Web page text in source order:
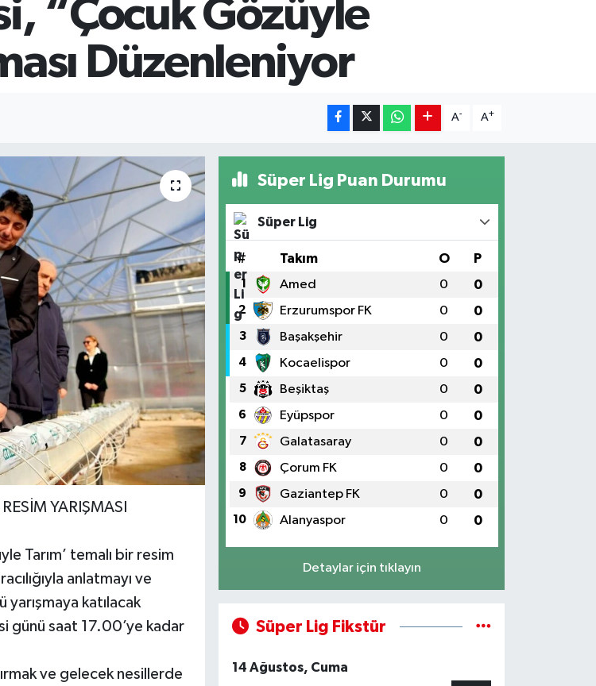
“Çocuk Gözüyle
Düzenleniyor
A- A+
YARIŞMASI
Tarım’ temalı bir resim
anlatmayı ve
yarışmaya katılacak
günü saat 17.00’ye kadar
ve gelecek nesillerde
Süper Lig Puan Durumu
Süper Lig
# Takım O P
1 Amed 0 0
2 Erzurumspor FK 0 0
3 Başakşehir 0 0
4 Kocaelispor 0 0
5 Beşiktaş 0 0
6 Eyüpspor 0 0
7 Galatasaray 0 0
8 Çorum FK 0 0
9 Gaziantep FK 0 0
10 Alanyaspor 0 0
Detaylar için tıklayın
Süper Lig Fikstür
14 Ağustos, Cuma